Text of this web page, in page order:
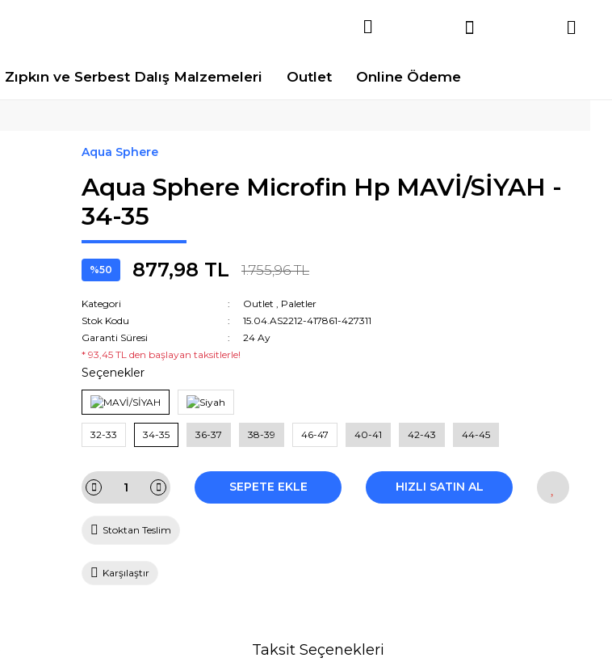
Zıpkın ve Serbest Dalış Malzemeleri Outlet Online Ödeme
Aqua Sphere
Aqua Sphere Microfin Hp MAVİ/SİYAH -
34-35
%50 877,98 TL 1.755,96 TL
Kategori Outlet , Paletler
Stok Kodu
15.04.AS2212-417861-427311
Garanti Süresi
24 Ay
* 93,45 TL den başlayan taksitlerle!
Seçenekler
32-33 34-35 36-37 38-39 46-47 40-41 42-43 44-45
SEPETE EKLE HIZLI SATIN AL
Stoktan Teslim
Karşılaştır
Taksit Seçenekleri